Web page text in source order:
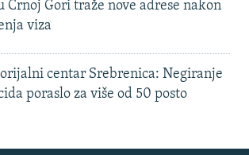
Crnoj Gori traže nove adrese nakon
viza
centar Srebrenica: Negiranje
poraslo za više od 50 posto